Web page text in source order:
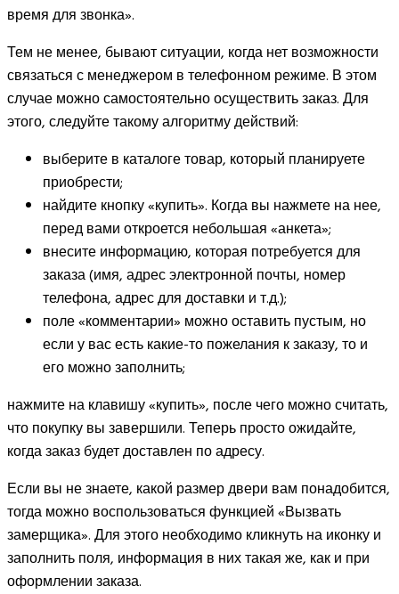
время для звонка».
Тем не менее, бывают ситуации, когда нет возможности
связаться с менеджером в телефонном режиме. В этом
случае можно самостоятельно осуществить заказ. Для
этого, следуйте такому алгоритму действий:
выберите в каталоге товар, который планируете
приобрести;
найдите кнопку «купить». Когда вы нажмете на нее,
перед вами откроется небольшая «анкета»;
внесите информацию, которая потребуется для
заказа (имя, адрес электронной почты, номер
телефона, адрес для доставки и т.д.);
поле «комментарии» можно оставить пустым, но
если у вас есть какие-то пожелания к заказу, то и
его можно заполнить;
нажмите на клавишу «купить», после чего можно считать,
что покупку вы завершили. Теперь просто ожидайте,
когда заказ будет доставлен по адресу.
Если вы не знаете, какой размер двери вам понадобится,
тогда можно воспользоваться функцией «Вызвать
замерщика». Для этого необходимо кликнуть на иконку и
заполнить поля, информация в них такая же, как и при
оформлении заказа.